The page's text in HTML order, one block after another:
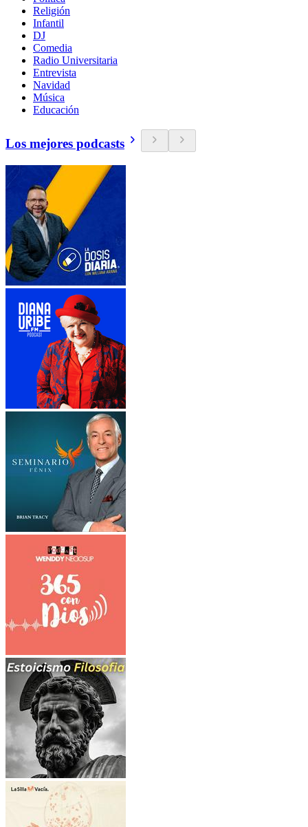
Religión
Infantil
DJ
Comedia
Radio Universitaria
Entrevista
Navidad
Música
Educación
Los mejores podcasts